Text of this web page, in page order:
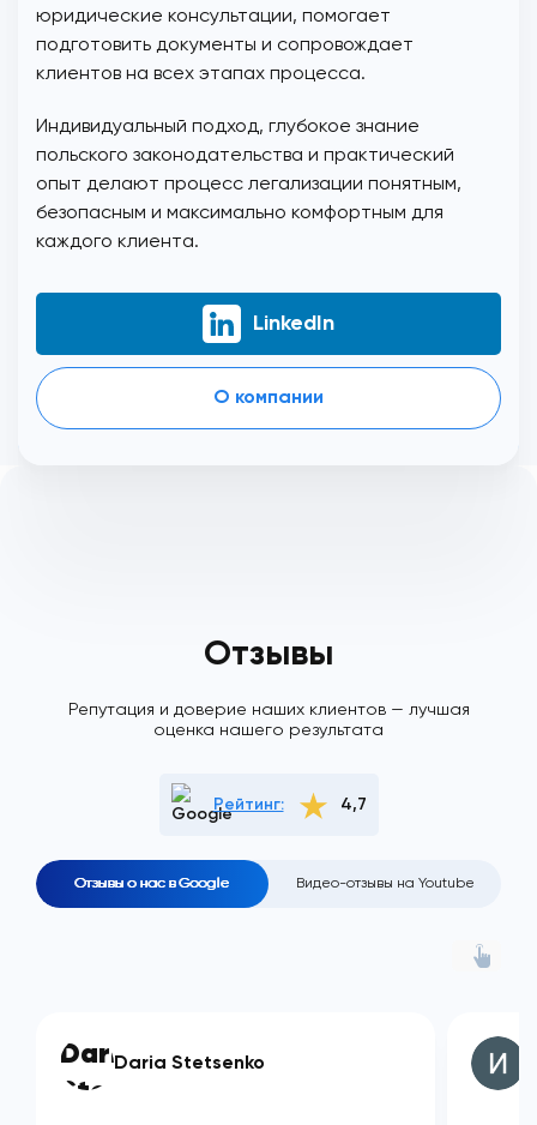
юридические консультации, помогает
подготовить документы и сопровождает
клиентов на всех этапах процесса.
Индивидуальный подход, глубокое знание
польского законодательства и практический
опыт делают процесс легализации понятным,
безопасным и максимально комфортным для
каждого клиента.
LinkedIn
О компании
Отзывы
Рейтинг: 4,7
Отзывы о нас в Google Видео-отзывы на Youtube
Репутация и доверие наших клиентов — лучшая
оценка нашего результата
Daria Stetsenko